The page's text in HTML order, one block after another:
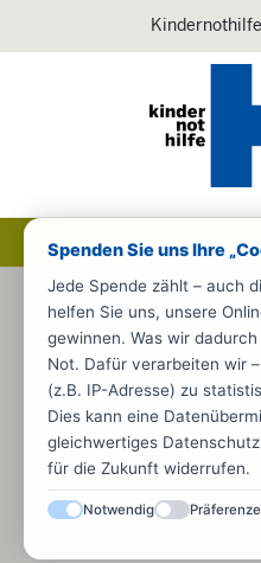
Spenden Sie uns Ihre
Jede Spende zählt – auch
helfen Sie uns, unsere
gewinnen. Was wir
Not. Dafür verarbeiten wir
(z.B. IP-Adresse) zu
Dies kann eine
gleichwertiges
für die Zukunft widerrufen.
Notwendig